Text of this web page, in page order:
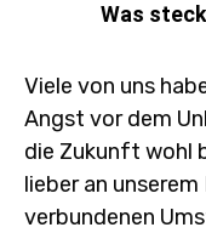
Was
Viele von uns
Angst vor dem
die Zukunft wohl
lieber an
verbundenen